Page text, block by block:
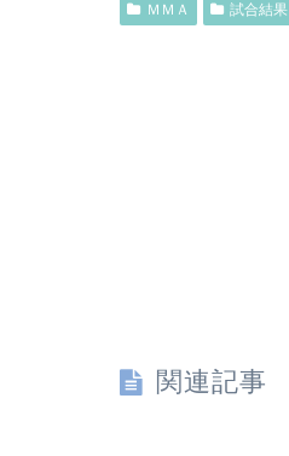
ＭＭＡ 試合結果
関連記事